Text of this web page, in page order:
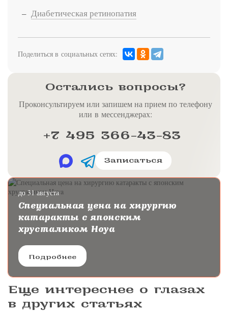
Диабетическая ретинопатия
Поделиться в социальных сетях:
Остались вопросы?
Проконсультируем или запишем на прием по телефону
или в мессенджерах:
+7 495 366-43-83
Записаться
до 31 августа
Специальная цена на хирургию
катаракты с японским
хрусталиком Hoya
Подробнее
Еще интереснее о глазах
в других статьях